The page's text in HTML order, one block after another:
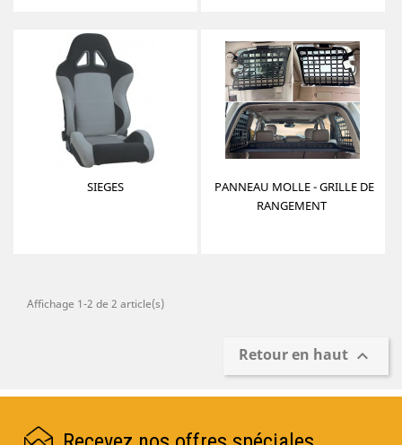
SIEGES
PANNEAU MOLLE - GRILLE DE
RANGEMENT
Affichage 1-2 de 2 article(s)
Retour en haut 